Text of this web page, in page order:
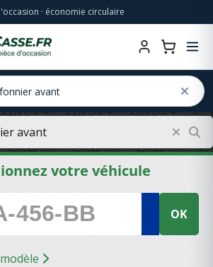
· économie circulaire
votre véhicule
OK
Rechercher par modèle